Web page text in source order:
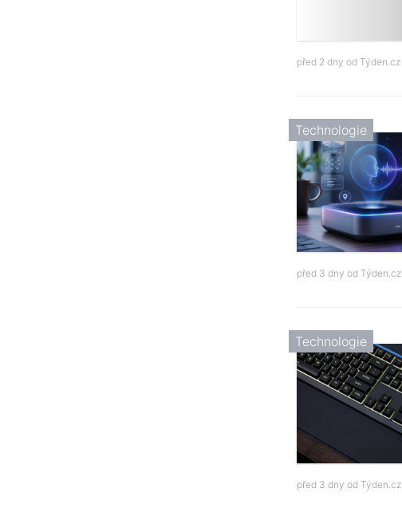
před 2 dny od Týden.cz
Technologie
před 3 dny od Týden.cz
Technologie
před 3 dny od Týden.cz